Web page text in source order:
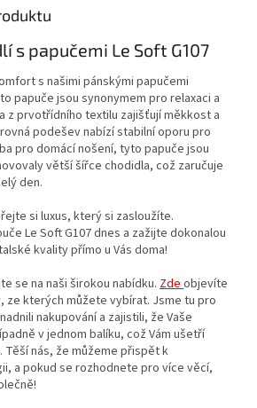
s papučemi Le Soft G107
s našimi pánskými papučemi
papuče jsou synonymem pro relaxaci a
z prvotřídního textilu zajišťují měkkost a
podešev nabízí stabilní oporu pro
pro domácí nošení, tyto papuče jsou
větší šířce chodidla, což zaručuje
den.
si luxus, který si zasloužíte.
Le Soft G107 dnes a zažijte dokonalou
kvality přímo u Vás doma!
se na naši širokou nabídku. Zdeobjevíte
ze kterých můžete vybírat. Jsme tu pro
nakupování a zajistili, že Vaše
v jednom balíku, což Vám ušetří
Těší nás, že můžeme přispět k
a pokud se rozhodnete pro více věcí,